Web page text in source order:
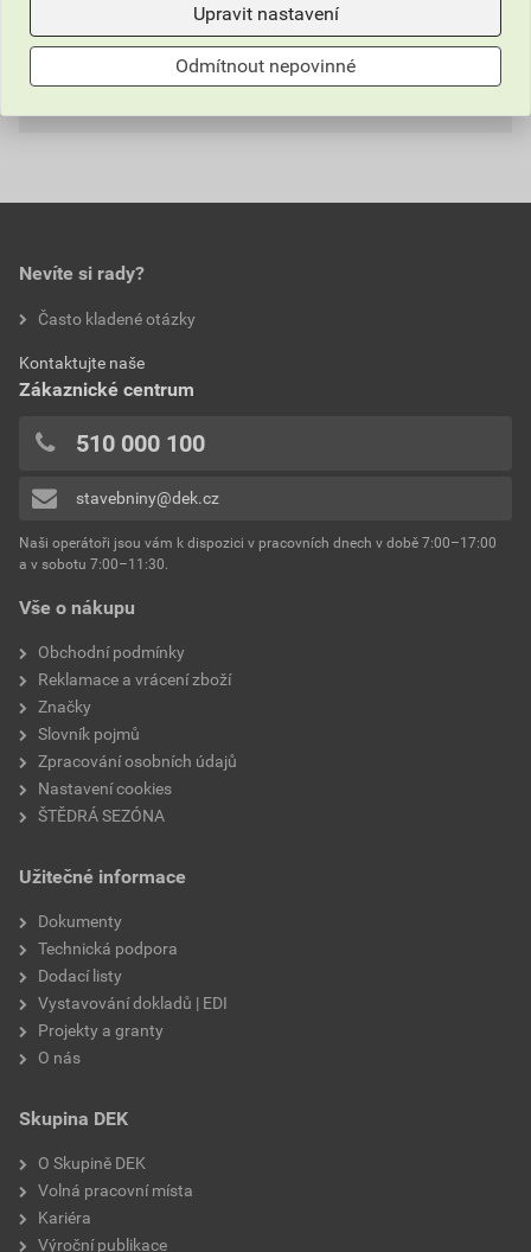
Aktuální prodejní cena po slevě 23% z ceníkové ceny
poskytnutím slevy
bez DPH za bal.
Aktuální prodejní porovnávací cena po slevě 23% z
ceníkové ceny
20,49 Kč
Parametry
tloušťka 0,5 mm
balení
materiál
typ výrobku
výrobce
0,0
hodnotilo 0 uživatelů
Přidávat hodnocení může pouze přihlášený uživatel.
Vše o nákupu
Obchodní podmínky
Reklamace a vrácení zboží
Značky
Slovník pojmů
Zpracování osobních údajů
Nastavení cookies
ŠTĚDRÁ SEZÓNA
Užitečné informace
Dokumenty
Technická podpora
Dodací listy
Vystavování dokladů | EDI
Projekty a granty
O nás
Skupina DEK
O Skupině DEK
Volná pracovní místa
Kariéra
Výroční publikace
Nevíte si rady?
Často kladené otázky
Kontaktujte naše
Zákaznické centrum
510 000 100
stavebniny@dek.cz
Naši operátoři jsou vám k dispozici v pracovních dnech v době 7:00–17:00
a v sobotu 7:00–11:30.
Upravit nastavení
Odmítnout nepovinné